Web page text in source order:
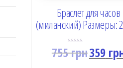
Браслет для часов
(миланский) Размеры:
R
a
755грн359